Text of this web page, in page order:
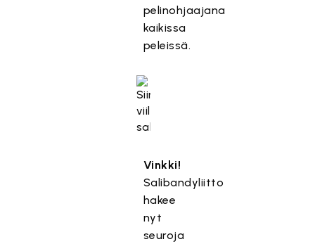
pelinohjaajana
kaikissa
peleissä.
Vinkki!
Salibandyliitto
hakee
nyt
seuroja